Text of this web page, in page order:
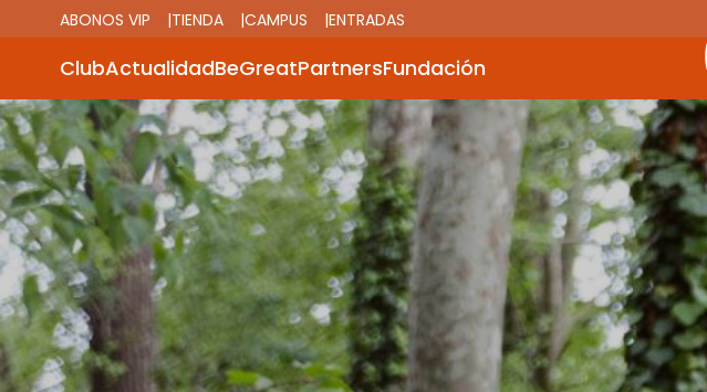
ABONOS VIP TIENDA CAMPUS ENTRADAS
ClubActualidadBeGreatPartnersFundación